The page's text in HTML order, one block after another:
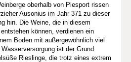
oberhalb von Piesport rissen
Ausonius im Jahr 371 zu dieser
hin. Die Weine, die in diesem
können, verdienen ein
Boden mit außergewöhnlich viel
ist der Grund
Rieslinge, die trotz eines extrem